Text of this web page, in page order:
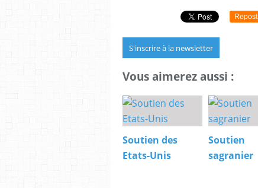
Repost
S'inscrire à la newsletter
Vous aimerez aussi :
Soutien des
Etats-Unis
Soutien
sagranier